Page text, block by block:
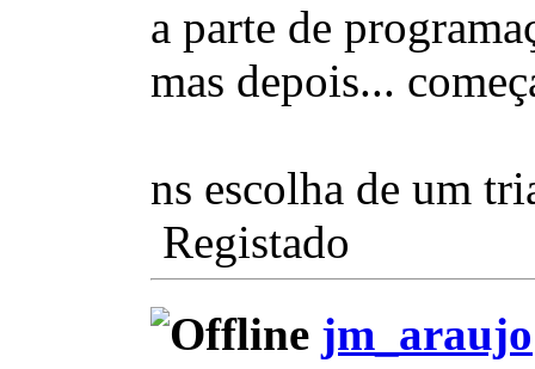
a parte de
mas depois...
ns escolha de um
Registado
jm_araujo